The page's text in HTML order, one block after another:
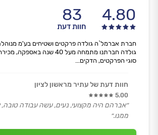
4.80
83
חוות דעת
חברת אברמל`ה גולדה פרקטים ושטיחים בע'מ
גולדה חברתנו מתמחה מעל 40 שנה
סוגי הפרקטים, הדקים...
חוות דעת של עתיר מראשון לציון
5.00
״אברהם היה מקצועי, נעים, עשה עבודה טובה,
ממנו.״